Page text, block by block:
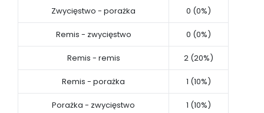
Zwycięstwo - porażka 0 (0%)
Remis - zwycięstwo 0 (0%)
Remis - remis 2 (20%)
Remis - porażka 1 (10%)
Porażka - zwycięstwo 1 (10%)